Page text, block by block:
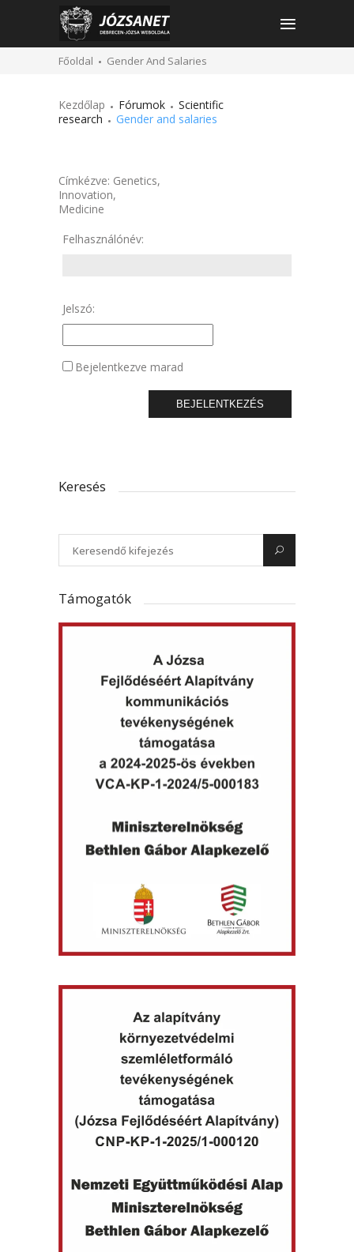
Főoldal Gender And Salaries
Kezdőlap Fórumok
Scientific
research
Gender and salaries
Címkézve: Genetics,
Innovation,
Medicine
Felhasználónév:
Jelszó:
Bejelentkezve marad
BEJELENTKEZÉS
Keresés
Támogatók